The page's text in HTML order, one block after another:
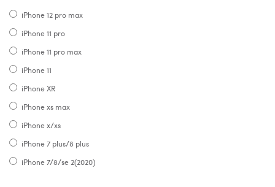
iPhone 12 pro max
iPhone 11 pro
iPhone 11 pro max
iPhone 11
iPhone XR
iPhone xs max
iPhone x/xs
iPhone 7 plus/8 plus
iPhone 7/8/se 2(2020)